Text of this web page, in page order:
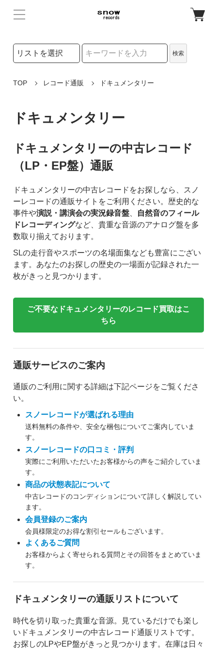
検索リストの選択
検索
TOP レコード通販 ドキュメンタリー
ドキュメンタリー
ドキュメンタリーの中古レコード
（LP・EP盤）通販
ドキュメンタリーの中古レコードをお探しなら、スノ
ーレコードの通販サイトをご利用ください。歴史的な
事件や演説・講演会の実況録音盤、
自然音のフィール
ドレコーディングなど、貴重な音源のアナログ盤を多
数取り揃えております。
SLの走行音やスポーツの名場面集なども豊富にござい
ます。あなたのお探しの歴史の一場面が記録された一
枚がきっと見つかります。
ご不要なドキュメンタリーのレコード買取はこ
ちら
通販サービスのご案内
通販のご利用に関する詳細は下記ページをご覧くださ
い。
スノーレコードが選ばれる理由
送料無料の条件や、安全な梱包についてご案内していま
す。
スノーレコードの口コミ・評判
実際にご利用いただいたお客様からの声をご紹介していま
す。
商品の状態表記について
中古レコードのコンディションについて詳しく解説してい
ます。
会員登録のご案内
会員様限定のお得な割引セールもございます。
よくあるご質問
お客様からよく寄せられる質問とその回答をまとめていま
す。
ドキュメンタリーの通販リストについて
時代を切り取った貴重な音源。見ているだけでも楽し
いドキュメンタリーの中古レコード通販リストです。
お探しのLPやEP盤がきっと見つかります。在庫は日々